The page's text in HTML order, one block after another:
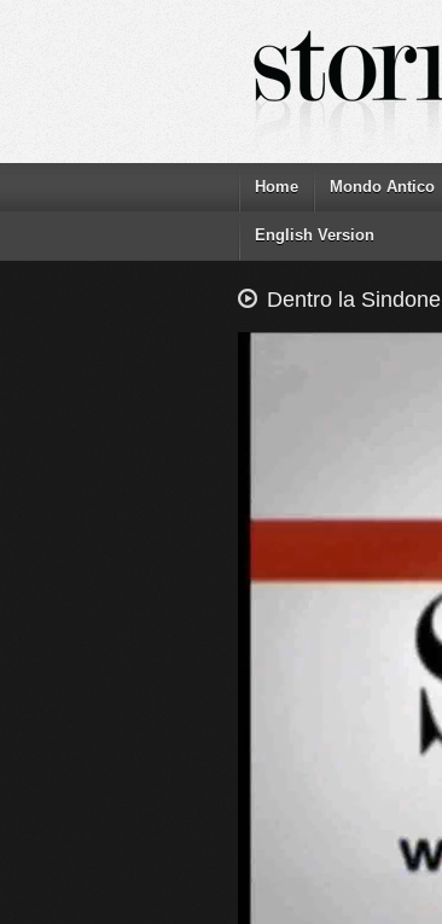
Home Mondo Antico
English Version
Dentro la Sindone